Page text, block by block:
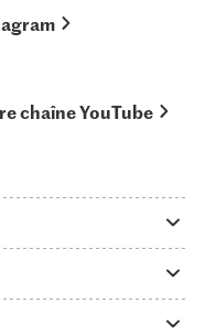
chaîne YouTube